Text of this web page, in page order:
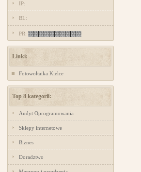
IP:
BL:
PR:
Linki:
Fotowoltaika Kielce
Top 8 kategorii:
Audyt Oprogramowania
Sklepy internetowe
Biznes
Doradztwo